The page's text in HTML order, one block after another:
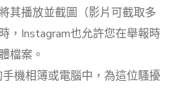
其播放並截圖（影片可截取多
，Instagram也允許您在舉報時
檔案。
手機相簿或電腦中，為這位騷擾